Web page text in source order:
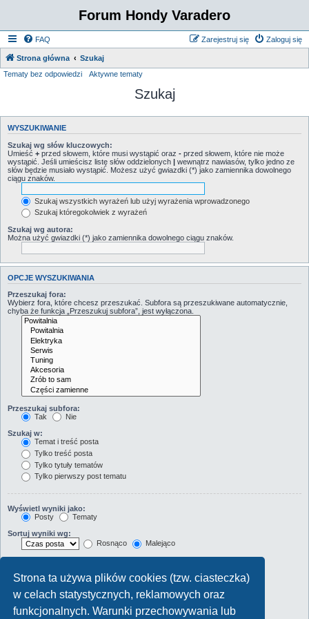
Strona ta używa plików cookies (tzw. ciasteczka)
w celach statystycznych, reklamowych oraz
funkcjonalnych. Warunki przechowywania lub
Forum Hondy Varadero
FAQ Zaloguj się
Zarejestruj się
Strona główna
Szukaj
Tematy bez odpowiedzi
Aktywne tematy
Szukaj
WYSZUKIWANIE
Szukaj wg słów kluczowych:
Umieść + przed słowem, które musi wystąpić oraz - przed słowem, które nie może
wystąpić. Jeśli umieścisz listę słów oddzielonych | wewnątrz nawiasów, tylko jedno ze
słów będzie musiało wystąpić. Możesz użyć gwiazdki (*) jako zamiennika dowolnego
ciągu znaków.
Szukaj wszystkich wyrażeń lub użyj wyrażenia wprowadzonego
Szukaj któregokolwiek z wyrażeń
Szukaj wg autora:
Można użyć gwiazdki (*) jako zamiennika dowolnego ciągu znaków.
OPCJE WYSZUKIWANIA
Przeszukaj fora:
Wybierz fora, które chcesz przeszukać. Subfora są przeszukiwane automatycznie,
chyba że funkcja „Przeszukuj subfora”, jest wyłączona.
Przeszukaj subfora:
Tak
Nie
Szukaj w:
Temat i treść posta
Tylko treść posta
Tylko tytuły tematów
Tylko pierwszy post tematu
Wyświetl wyniki jako:
Posty
Tematy
Sortuj wyniki wg:
Rosnąco
Malejąco
Wyświetl pierwsze:
Ustaw 0, aby wyświetlić cały post.
znaków w poście